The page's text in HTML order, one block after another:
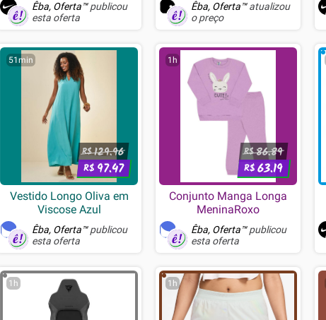
Êba, Oferta™publicou
esta oferta
Êba, Oferta™atualizou
o preço
51min
R$129.96
R$ 97.47
Vestido Longo Oliva em
Viscose Azul
Êba, Oferta™publicou
esta oferta
1h
R$86.89
R$63.19
Conjunto Manga Longa
MeninaRoxo
Êba, Oferta™publicou
esta oferta
1h 1h